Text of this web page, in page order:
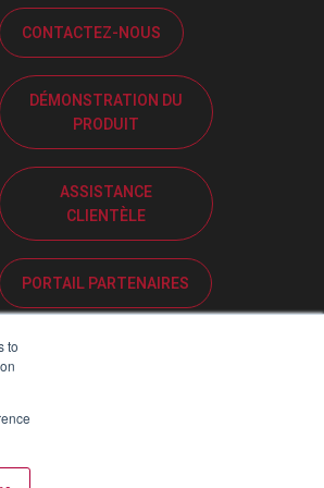
to
CONTACTEZ-NOUS
DÉMONSTRATION DU
PRODUIT
ASSISTANCE
CLIENTÈLE
PORTAIL PARTENAIRES